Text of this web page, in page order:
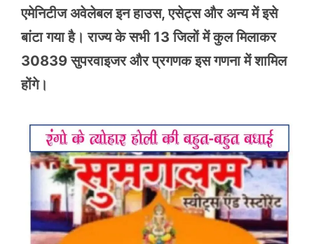
एमेनिटीज अवेलेबल इन हाउस, एसेट्स और अन्य में इसे
बांटा गया है। राज्य के सभी 13 जिलों में कुल मिलाकर
30839 सुपरवाइजर और प्रगणक इस गणना में शामिल
होंगे।